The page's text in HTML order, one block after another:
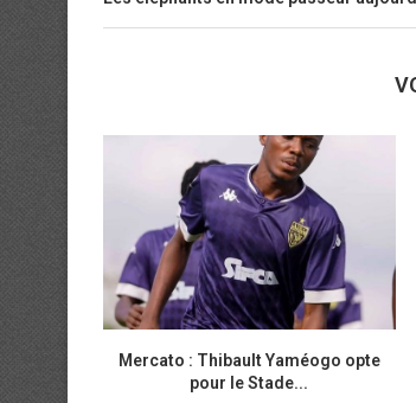
Mercato : Thibault Yaméogo opte
pour le Stade...